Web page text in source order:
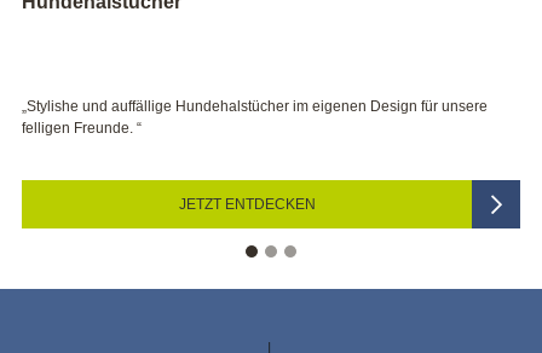
im eigenen Design für unsere
„Bei Hochzeit, Taufe und Co
JETZT